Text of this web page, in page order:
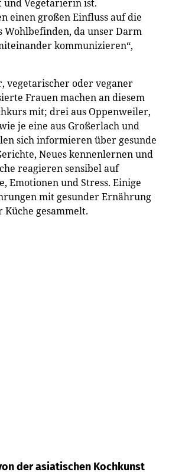
Vegetarierin ist.
einen großen Einfluss auf die
Wohlbefinden, da unser Darm
kommunizieren“,
vegetarischer oder veganer
Frauen machen an diesem
mit; drei aus Oppenweiler,
je eine aus Großerlach und
sich informieren über gesunde
Neues kennenlernen und
reagieren sensibel auf
Emotionen und Stress. Einige
mit gesunder Ernährung
gesammelt.
der asiatischen Kochkunst